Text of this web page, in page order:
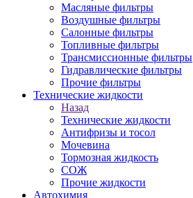
Масляные фильтры
Воздушные фильтры
Салонные фильтры
Топливные фильтры
Трансмиссионные фильтры
Гидравлические фильтры
Прочие фильтры
Технические жидкости
Назад
Технические жидкости
Антифризы и тосол
Мочевина
Тормозная жидкость
СОЖ
Прочие жидкости
Автохимия